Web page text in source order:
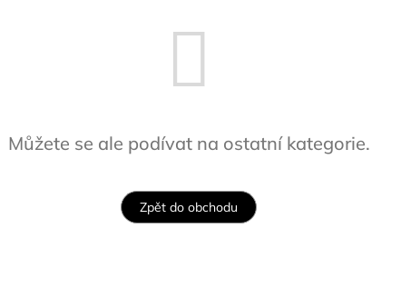
Můžete se ale podívat na ostatní kategorie.
Zpět do obchodu